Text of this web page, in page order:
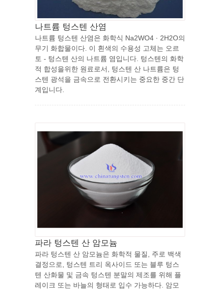
나트륨 텅스텐 산염
나트륨 텅스텐 산염은 화학식 Na2WO4 · 2H2O의
무기 화합물이다. 이 흰색의 수용성 고체는 오르
토 - 텅스텐 산의 나트륨 염입니다. 텅스텐의 화학
적 합성을위한 원료로서, 텅스텐 산 나트륨은 텅
스텐 광석을 금속으로 전환시키는 중요한 중간 단
계입니다.
파라 텅스텐 산 암모늄
파라 텅스텐 산 암모늄은 화학적 물질, 주로 백색
결정으로, 텅스텐 트리 옥사이드 또는 블루 텅스
텐 산화물 및 금속 텅스텐 분말의 제조를 위해 플
레이크 또는 바늘의 형태로 입수 가능하다. 암모